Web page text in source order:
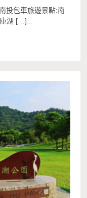
投包車旅遊景點:南
湖 […]...